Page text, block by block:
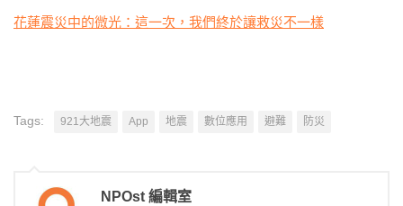
花蓮震災中的微光：這一次，我們終於讓救災不一樣
Tags: 921大地震 App 地震 數位應用 避難 防災
NPOst 編輯室